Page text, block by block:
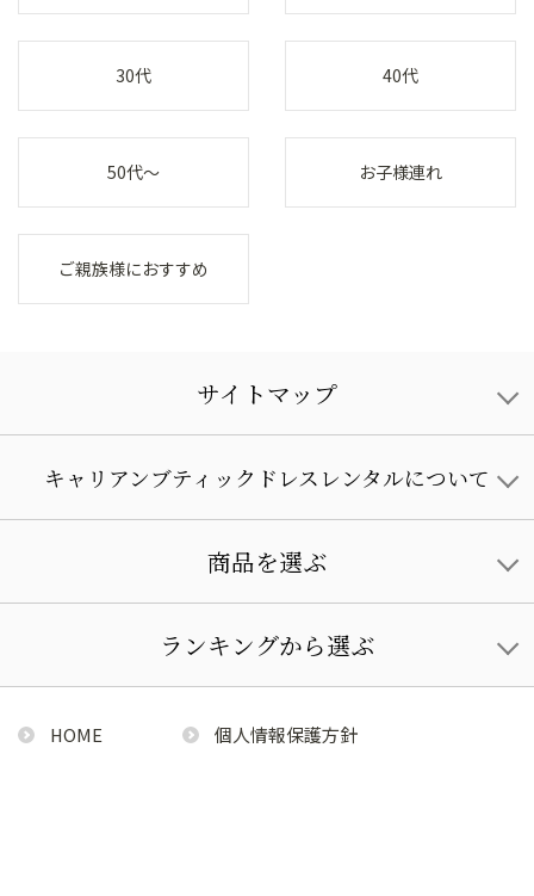
30代 40代
50代～ お子様連れ
ご親族様におすすめ
サイトマップ
キャリアンブティックドレスレンタルについて
商品を選ぶ
ランキングから選ぶ
HOME 個人情報保護方針